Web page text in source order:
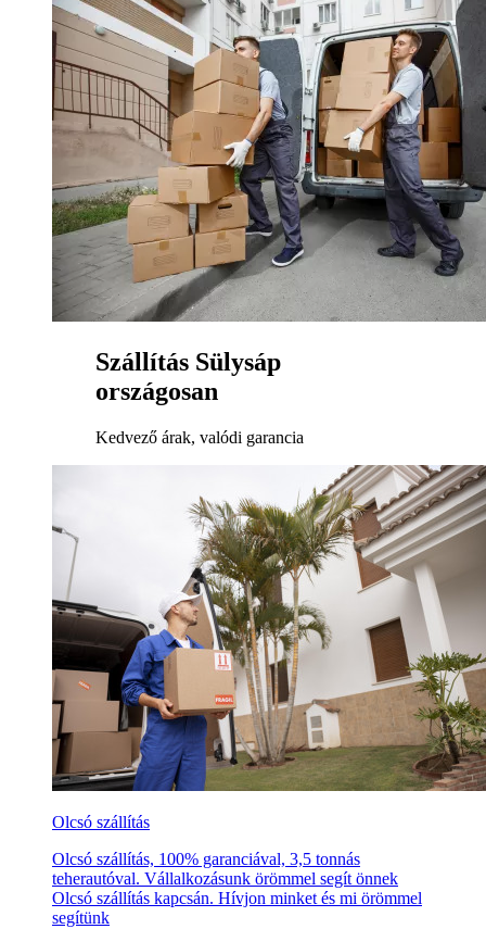
Szállítás Sülysáp
országosan
Kedvező árak, valódi garancia
Olcsó szállítás
Olcsó szállítás, 100% garanciával, 3,5 tonnás
teherautóval. Vállalkozásunk örömmel segít önnek
Olcsó szállítás kapcsán. Hívjon minket és mi örömmel
segítünk